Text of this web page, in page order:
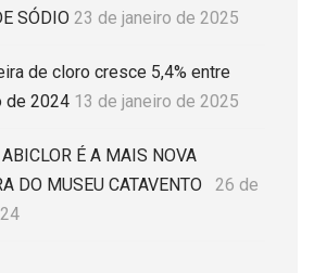
SÓDIO 23 de janeiro de 2025
de cloro cresce 5,4% entre
de 2024 13 de janeiro de 2025
É A MAIS NOVA
DO MUSEU CATAVENTO
26 de